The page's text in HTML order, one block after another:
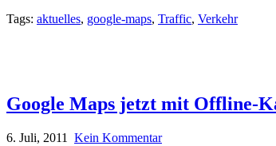
Tags: aktuelles, google-maps, Traffic, Verkehr
Google Maps jetzt mit Offline-
6. Juli, 2011
Kein Kommentar